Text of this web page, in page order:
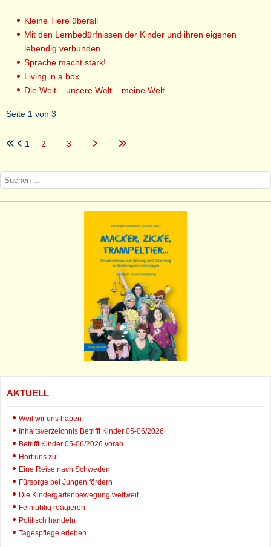
Kleine Tiere überall
Mit den Lernbedürfnissen der Kinder und ihren eigenen
lebendig verbunden
Sprache macht stark!
Living in a box
Die Welt – unsere Welt – meine Welt
Seite 1 von 3
1 2 3
AKTUELL
Weil wir uns haben
Inhaltsverzeichnis Betrifft Kinder 05-06/2026
Betrifft Kinder 05-06/2026 vorab
Hört uns zu!
Eine Reise nach Schweden
Fürsorge bei Jungen fördern
Die Kindergartenbewegung weltweit
Feinfühlig reagieren
Politisch handeln
Tagespflege erleben